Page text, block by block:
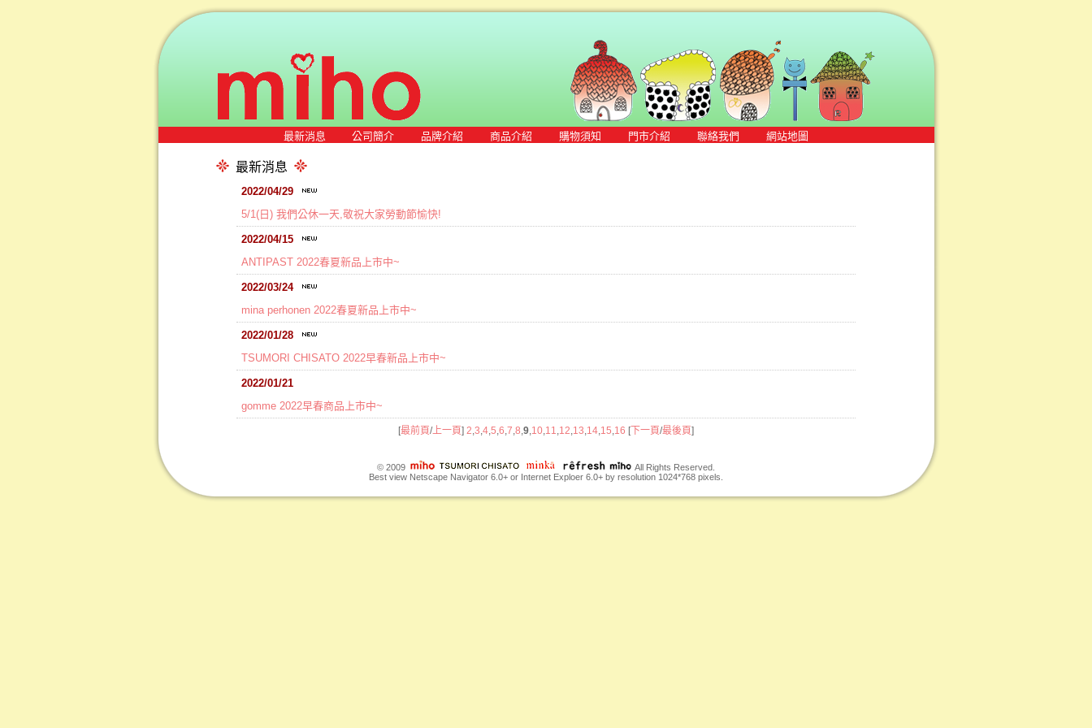
最新消息 公司簡介 品牌介紹 商品介紹 購物須知 門市介紹 聯絡我們 網站地圖
最新消息
2022/04/29
5/1(日) 我們公休一天,敬祝大家勞動節愉快!
2022/04/15
ANTIPAST 2022春夏新品上市中~
2022/03/24
mina perhonen 2022春夏新品上市中~
2022/01/28
TSUMORI CHISATO 2022早春新品上市中~
2022/01/21
gomme 2022早春商品上市中~
[最前頁/上一頁] 2 3 4 5 6 7 8 9 10 11 12 13 14 15 16 [下一頁/最後頁]
© 2009
All Rights Reserved.
Best view Netscape Navigator 6.0+ or Internet Exploer 6.0+ by resolution 1024*768 pixels.